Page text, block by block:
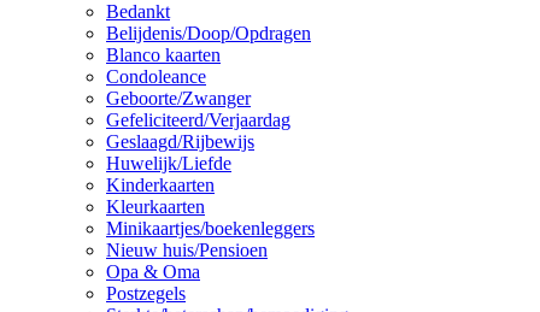
Bedankt
Belijdenis/Doop/Opdragen
Blanco kaarten
Condoleance
Geboorte/Zwanger
Gefeliciteerd/Verjaardag
Geslaagd/Rijbewijs
Huwelijk/Liefde
Kinderkaarten
Kleurkaarten
Minikaartjes/boekenleggers
Nieuw huis/Pensioen
Opa & Oma
Postzegels